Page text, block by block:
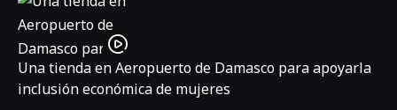
Una tienda en Aeropuerto de Damasco para apoyarla
inclusión económica de mujeres